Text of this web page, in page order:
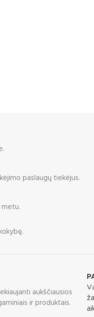
paslaugų tiekėjus.
metu.
aukščiausios
ir produktais.